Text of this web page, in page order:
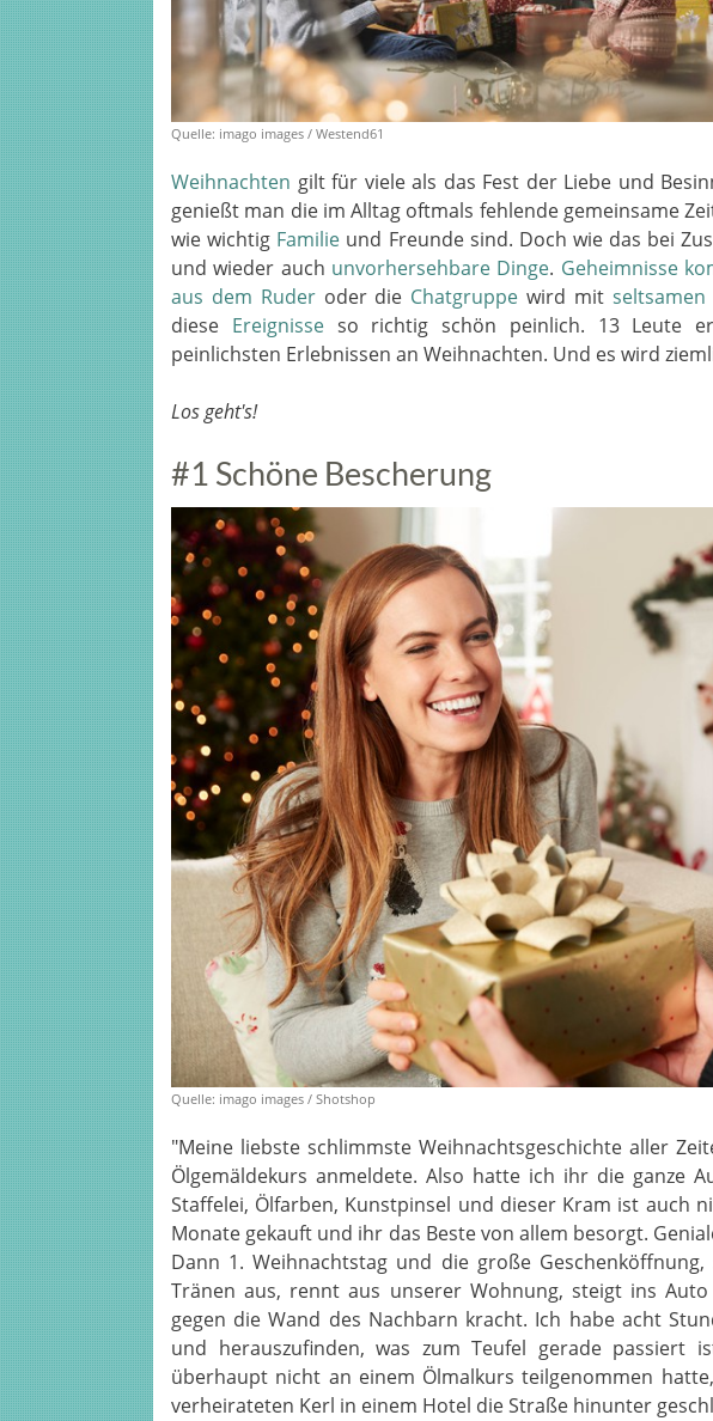
Quelle: imago images / Westend61
Weihnachten gilt für viele als das Fest der Liebe und
genießt man die im Alltag oftmals fehlende gemeinsame
wie wichtig Familie und Freunde sind. Doch wie das bei
und wieder auch unvorhersehbare Dinge. Geheimnisse
aus dem Ruderoder die Chatgruppe wird mit
diese Ereignisseso richtig schön peinlich. 13 Leute
peinlichsten Erlebnissen an Weihnachten. Und es wird
Los geht's!
#1 Schöne Bescherung
Quelle: imago images / Shotshop
"Meine liebste schlimmste Weihnachtsgeschichte aller
Ölgemäldekurs anmeldete. Also hatte ich ihr die ganze
Staffelei, Ölfarben, Kunstpinsel und dieser Kram ist auch
Monate gekauft und ihr das Beste von allem besorgt.
Dann 1. Weihnachtstag und die große
Tränen aus, rennt aus unserer Wohnung, steigt ins
gegen die Wand des Nachbarn kracht. Ich habe acht
und herauszufinden, was zum Teufel gerade passiert
überhaupt nicht an einem Ölmalkurs teilgenommen
verheirateten Kerl in einem Hotel die Straße hinunter